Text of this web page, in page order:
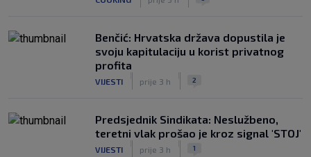
Benčić: Hrvatska država dopustila je
svoju kapitulaciju u korist privatnog
profita
VIJESTI prije 3 h 2
Predsjednik Sindikata: Neslužbeno,
teretni vlak prošao je kroz signal 'STOJ'
VIJESTI prije 3 h 1